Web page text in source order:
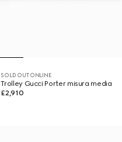
SOLD OUT ONLINE
Trolley Gucci Porter misura media
£2,910